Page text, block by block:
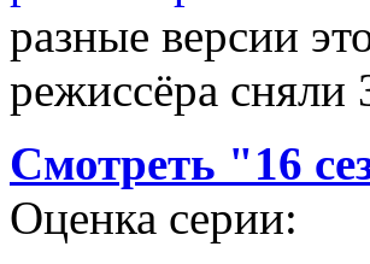
разные версии
режиссёра сняли
Смотреть "16
Оценка серии: